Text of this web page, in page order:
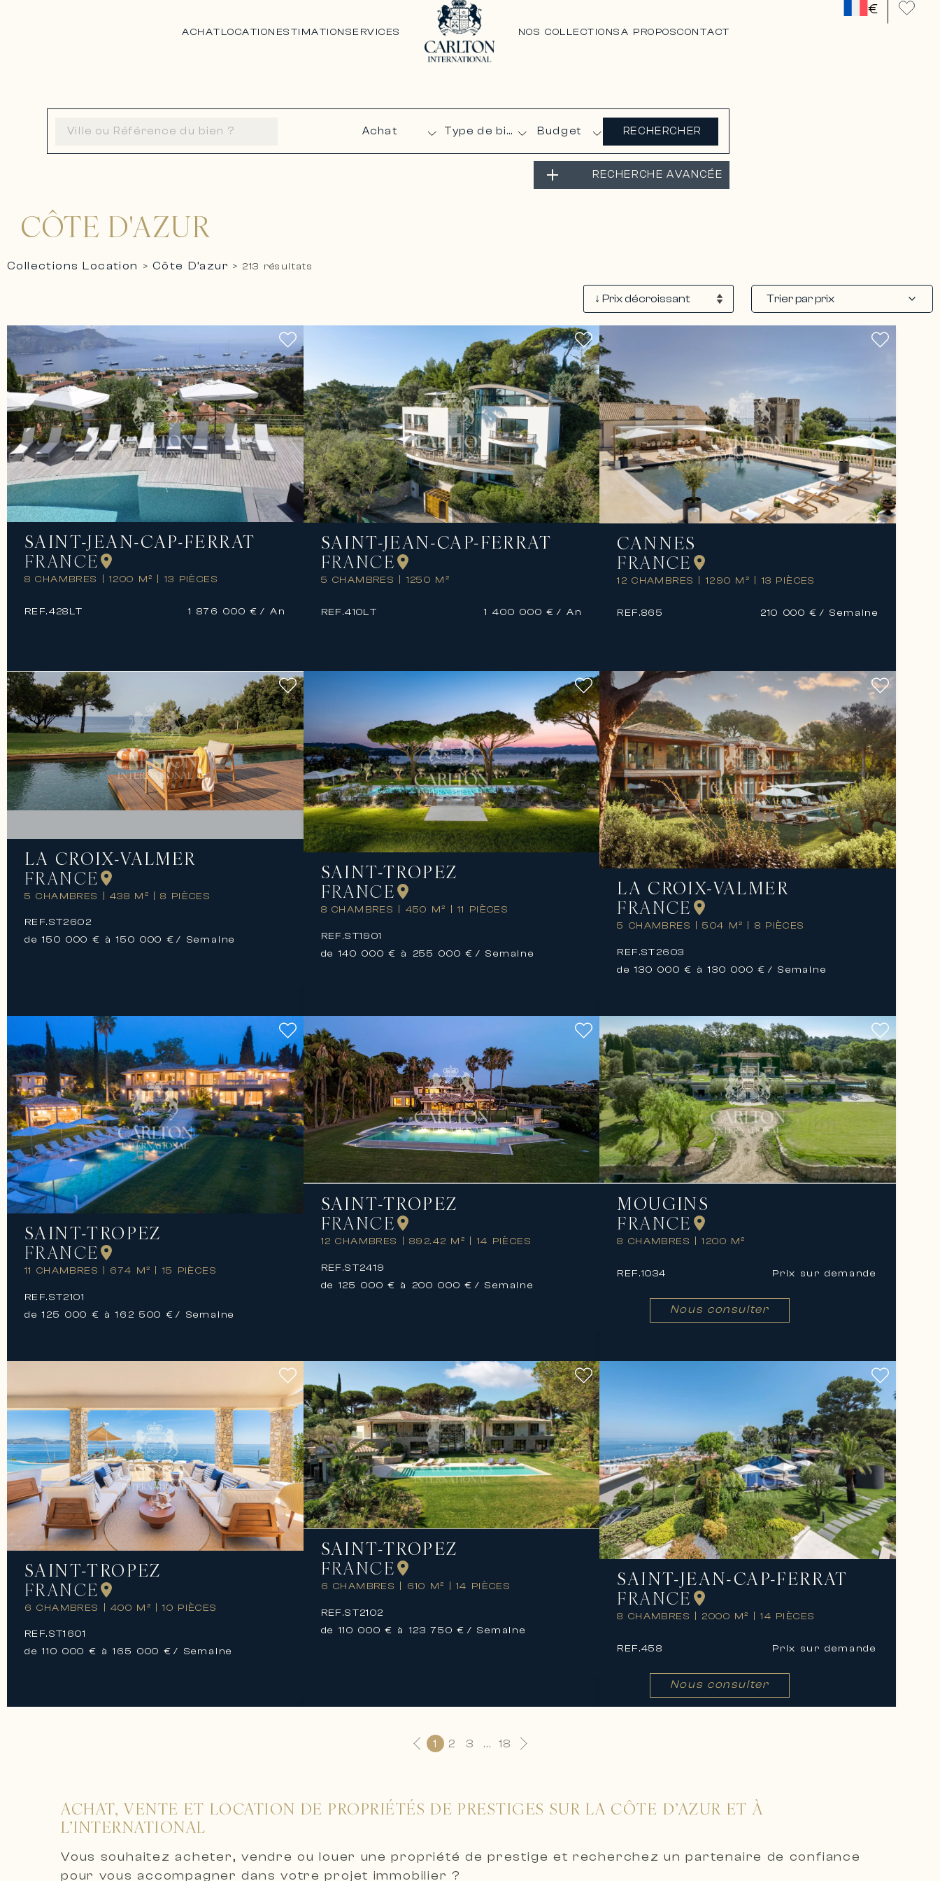
€
ACHATLOCATION ESTIMATIONSERVICES NOS COLLECTIONSA PROPOSCONTACT
Budget RECHERCHER
RECHERCHE AVANCÉE
CÔTE D'AZUR
Collections Location >Côte D’azur > 213 résultats
Trier par prix
SAINT-JEAN-CAP-FERRAT
FRANCE
8 CHAMBRES 1200 M² 13 PIÈCES
REF.428LT 1 876 000 € / An
SAINT-JEAN-CAP-FERRAT
FRANCE
5 CHAMBRES 1250 M²
REF.410LT 1 400 000 € / An
CANNES
FRANCE
12 CHAMBRES 1290 M² 13 PIÈCES
REF.865 210 000 € / Semaine
LA CROIX-VALMER
FRANCE
5 CHAMBRES 438 M² 8 PIÈCES
REF.ST2602
de 150 000 € à 150 000 € / Semaine
SAINT-TROPEZ
FRANCE
8 CHAMBRES 450 M² 11 PIÈCES
REF.ST1901
de 140 000 € à 255 000 € / Semaine
LA CROIX-VALMER
FRANCE
5 CHAMBRES 504 M² 8 PIÈCES
REF.ST2603
de 130 000 € à 130 000 € / Semaine
SAINT-TROPEZ
FRANCE
11 CHAMBRES 674 M² 15 PIÈCES
REF.ST2101
de 125 000 € à 162 500 € / Semaine
SAINT-TROPEZ
FRANCE
12 CHAMBRES 892.42 M² 14 PIÈCES
REF.ST2419
de 125 000 € à 200 000 € / Semaine
MOUGINS
FRANCE
8 CHAMBRES 1200 M²
REF.1034 Prix ​​sur demande
Nous consulter
SAINT-TROPEZ
FRANCE
6 CHAMBRES 400 M² 10 PIÈCES
REF.ST1601
de 110 000 € à 165 000 € / Semaine
SAINT-TROPEZ
FRANCE
6 CHAMBRES 610 M² 14 PIÈCES
REF.ST2102
de 110 000 € à 123 750 € / Semaine
SAINT-JEAN-CAP-FERRAT
FRANCE
8 CHAMBRES 2000 M² 14 PIÈCES
REF.458 Prix ​​sur demande
Nous consulter
1 2 3 ... 18
ACHAT, VENTE ET LOCATION DE PROPRIÉTÉS DE PRESTIGES SUR LA CÔTE D’AZUR ET À
L’INTERNATIONAL
Vous souhaitez acheter, vendre ou louer une propriété de prestige et recherchez un partenaire de confiance
pour vous accompagner dans votre projet immobilier ?